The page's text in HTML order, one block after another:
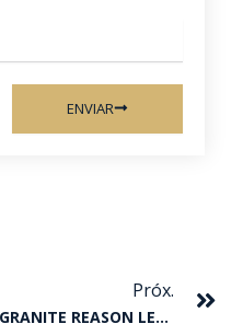
ENVIAR
Próx.
GRANITE REASON LEVA O TORNEIO INÍCIO 2022